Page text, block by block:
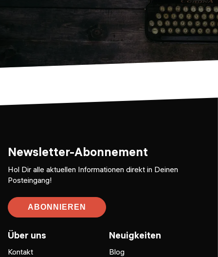
Newsletter-Abonnement
Hol Dir alle aktuellen Informationen direkt in Deinen
Posteingang!
ABONNIEREN
Über uns
Kontakt
Neuigkeiten
Blog